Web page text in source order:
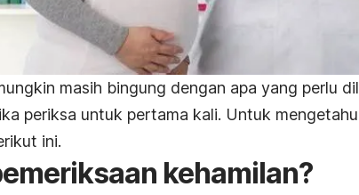
masih bingung dengan apa yang perlu
periksa untuk pertama kali. Untuk
ini.
kehamilan?